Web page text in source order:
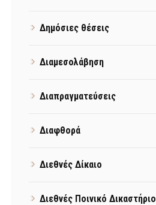
Δημόσιες θέσεις
Διαμεσολάβηση
Διαπραγματεύσεις
Διαφθορά
Διεθνές Δίκαιο
Διεθνές Ποινικό Δικαστήριο